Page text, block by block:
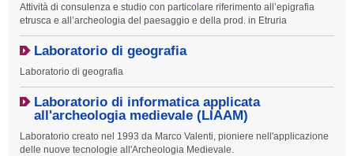
Attività di consulenza e studio con particolare riferimento all’epigrafia
etrusca e all’archeologia del paesaggio e della prod. in Etruria
Laboratorio di geografia
Laboratorio di geografia
Laboratorio di informatica applicata
all'archeologia medievale (LIAAM)
Laboratorio creato nel 1993 da Marco Valenti, pioniere nell'applicazione
delle nuove tecnologie all'Archeologia Medievale.